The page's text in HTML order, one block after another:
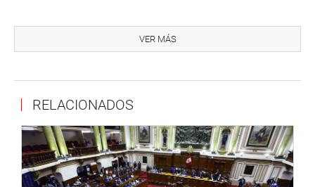
Asociación de Municipalidades del Perú, Dennys Cuba
Rivera, quien expuso los planteamientos de los gobiernos
Público para el Año Fiscal 2024.
Solicitó la inclusión de un artículo que autorice
excepcionalmente la transferencia de hasta un 100%
adicional del Fondo de Compensación Municipal
(Foncomun) a los gobiernos locales. Asimismo, que se
VER MÁS
RELACIONADOS